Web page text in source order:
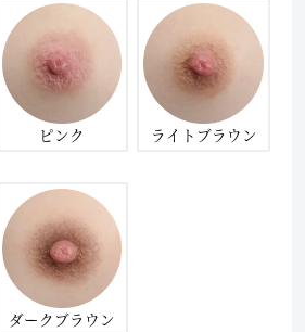
ピンク ライトブラウン
ダークブラウン